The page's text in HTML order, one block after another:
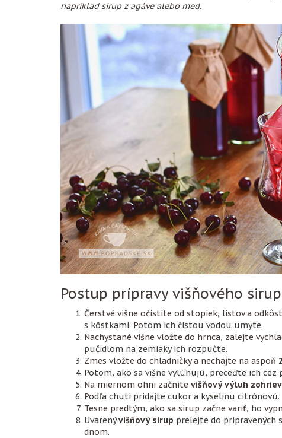
napríklad sirup z agáve alebo med.
Postup prípravy višňového
Čerstvé višne očistite od stopiek, listov a
s kôstkami. Potom ich čistou vodou umyte.
Nachystané višne vložte do hrnca, zalejte
pučidlom na zemiaky ich rozpučte.
Zmes vložte do chladničky a nechajte na aspoň
Potom, ako sa višne vylúhujú, preceďte ich cez
Na miernom ohni začnite višňový výluh
Podľa chuti pridajte cukor a kyselinu citrónovú.
Tesne predtým, ako sa sirup začne variť, ho
Uvarenývišňový sirup prelejte do pripravených
dnom.